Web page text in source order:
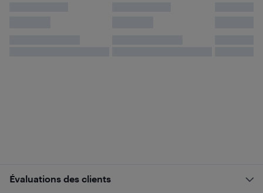
Évaluations des clients